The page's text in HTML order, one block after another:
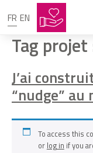
FR EN
Tag projet
J’ai
“nudge” au
To access this
or log in if you